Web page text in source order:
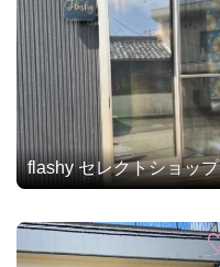
flashy セレクトショップ